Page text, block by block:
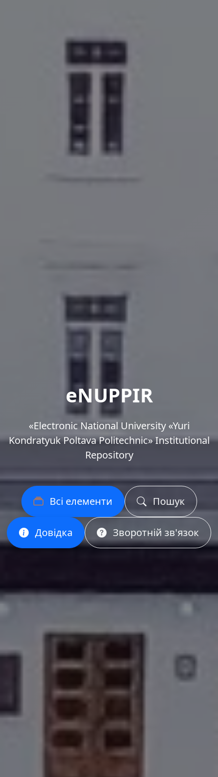
eNUPPIR
«Еlectronic National University «Yuri
Kondratyuk Poltava Politechnic» Institutional
Repository
Всі елементи Пошук
Довідка Зворотній зв'язок